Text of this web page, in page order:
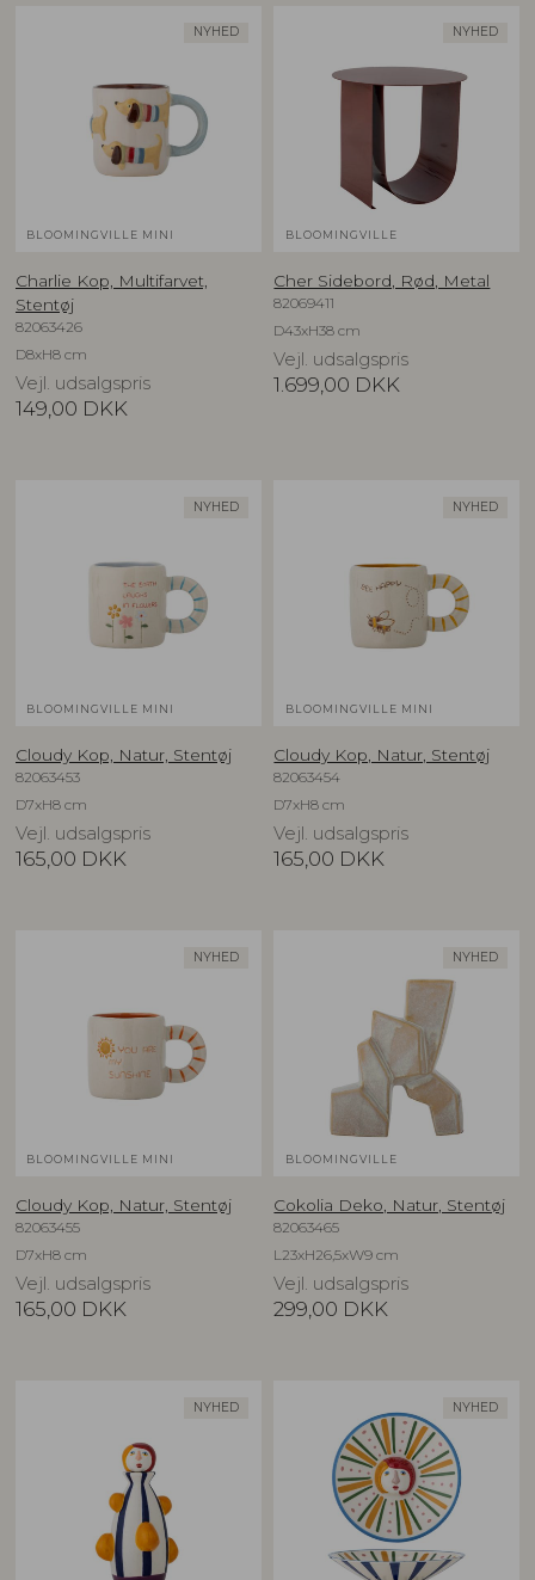
NYHED
BLOOMINGVILLE MINI
Charlie Kop, Multifarvet,
Stentøj
82063426
D8xH8 cm
Vejl. udsalgspris
149,00 DKK
NYHED
BLOOMINGVILLE
Cher Sidebord, Rød, Metal
82069411
D43xH38 cm
Vejl. udsalgspris
1.699,00 DKK
NYHED
BLOOMINGVILLE MINI
Cloudy Kop, Natur, Stentøj
82063453
D7xH8 cm
Vejl. udsalgspris
165,00 DKK
NYHED
BLOOMINGVILLE MINI
Cloudy Kop, Natur, Stentøj
82063454
D7xH8 cm
Vejl. udsalgspris
165,00 DKK
NYHED
BLOOMINGVILLE MINI
Cloudy Kop, Natur, Stentøj
82063455
D7xH8 cm
Vejl. udsalgspris
165,00 DKK
NYHED
BLOOMINGVILLE
Cokolia Deko, Natur, Stentøj
82063465
L23xH26,5xW9 cm
Vejl. udsalgspris
299,00 DKK
NYHED NYHED